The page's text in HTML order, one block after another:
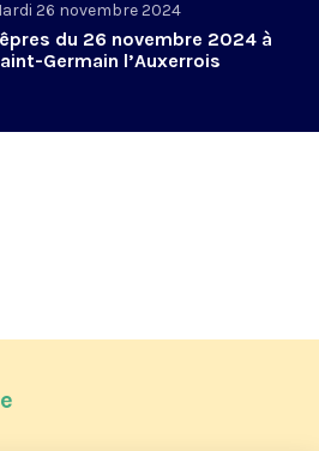
26 novembre 2024
du 26 novembre 2024 à
Germain l’Auxerrois